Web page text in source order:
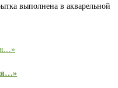
выполнена в акварельной